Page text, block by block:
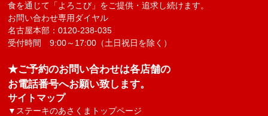
食を通じて「よろこび」をご提供・追求し続けます。
お問い合わせ専用ダイヤル
名古屋本部：0120-238-035
受付時間 9:00～17:00（土日祝日を除く）
★ご予約のお問い合わせは各店舗の
お電話番号へお願い致します。
サイトマップ
▼ ステーキのあさくまトップページ